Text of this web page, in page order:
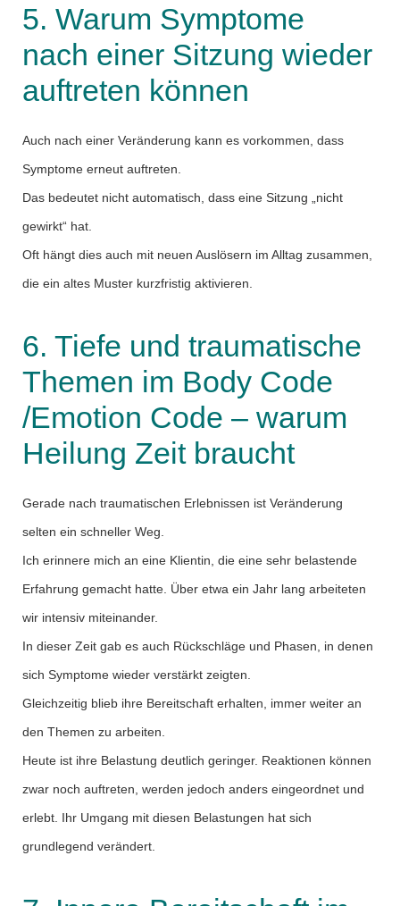
5. Warum Symptome
nach einer Sitzung wieder
auftreten können
Auch nach einer Veränderung kann es vorkommen, dass
Symptome erneut auftreten.
Das bedeutet nicht automatisch, dass eine Sitzung „nicht
gewirkt“ hat.
Oft hängt dies auch mit neuen Auslösern im Alltag zusammen,
die ein altes Muster kurzfristig aktivieren.
6. Tiefe und traumatische
Themen im Body Code
/Emotion Code – warum
Heilung Zeit braucht
Gerade nach traumatischen Erlebnissen ist Veränderung
selten ein schneller Weg.
Ich erinnere mich an eine Klientin, die eine sehr belastende
Erfahrung gemacht hatte. Über etwa ein Jahr lang arbeiteten
wir intensiv miteinander.
In dieser Zeit gab es auch Rückschläge und Phasen, in denen
sich Symptome wieder verstärkt zeigten.
Gleichzeitig blieb ihre Bereitschaft erhalten, immer weiter an
den Themen zu arbeiten.
Heute ist ihre Belastung deutlich geringer. Reaktionen können
zwar noch auftreten, werden jedoch anders eingeordnet und
erlebt. Ihr Umgang mit diesen Belastungen hat sich
grundlegend verändert.